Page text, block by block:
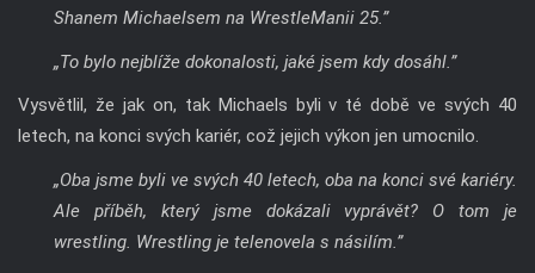
Shanem Michaelsem na WrestleManii 25.”
„To bylo nejblíže dokonalosti, jaké jsem kdy dosáhl.”
Vysvětlil, že jak on, tak Michaels byli v té době ve svých 40
letech, na konci svých kariér, což jejich výkon jen umocnilo.
„Oba jsme byli ve svých 40 letech, oba na konci své kariéry.
Ale příběh, který jsme dokázali vyprávět? O tom je
wrestling. Wrestling je telenovela s násilím.”